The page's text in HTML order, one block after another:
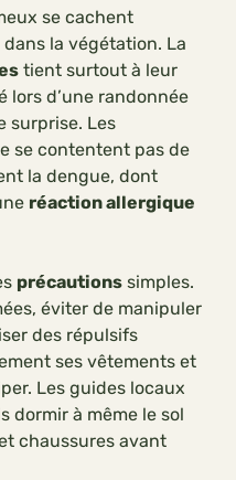
se cachent
la végétation. La
tient surtout à leur
lors d’une randonnée
surprise. Les
se contentent pas de
la dengue, dont
réaction allergique
précautions simples.
éviter de manipuler
des répulsifs
ses vêtements et
Les guides locaux
dormir à même le sol
chaussures avant